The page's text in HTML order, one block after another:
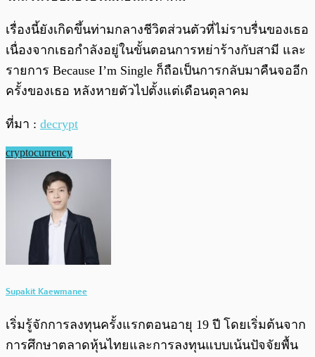
เรื่องนี้ยังเกิดขึ้นท่ามกลางชีวิตส่วนตัวที่ไม่ราบรื่นของเธอ
เนื่องจากเธอกำลังอยู่ในขั้นตอนการหย่าร้างกับสามี และ
รายการ Because I’m Single ก็ถือเป็นการกลับมาคืนจออีก
ครั้งของเธอ หลังหายตัวไปตั้งแต่เดือนตุลาคม
ที่มา : decrypt
cryptocurrency
Supakit Kaewmanee
เริ่มรู้จักการลงทุนครั้งแรกตอนอายุ 19 ปี โดยเริ่มต้นจาก
การศึกษาตลาดหุ้นไทยและการลงทุนแบบเน้นปัจจัยพื้น